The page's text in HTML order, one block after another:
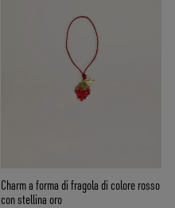
Charm a forma di fragola di colore rosso
con stellina oro